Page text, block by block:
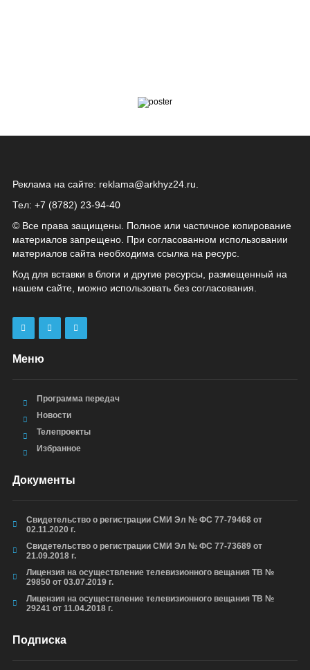
Реклама на сайте: reklama@arkhyz24.ru
Тел: +7 (8782) 23‑94‑40
© Все права защищены. Полное или частичное копирование
материалов запрещено. При согласованном использовании
материалов сайта необходима ссылка на ресурс.
Код для вставки в блоги и другие ресурсы, размещенный на
нашем сайте, можно использовать без согласования.
Меню
Программа передач
Новости
Телепроекты
Избранное
Документы
Свидетельство о регистрации СМИ Эл № ФС 77-79468 от
02.11.2020 г.
Свидетельство о регистрации СМИ Эл № ФС 77-73689 от
21.09.2018 г.
Лицензия на осуществление телевизионного вещания ТВ №
29850 от 03.07.2019 г.
Лицензия на осуществление телевизионного вещания ТВ №
29241 от 11.04.2018 г.
Подписка